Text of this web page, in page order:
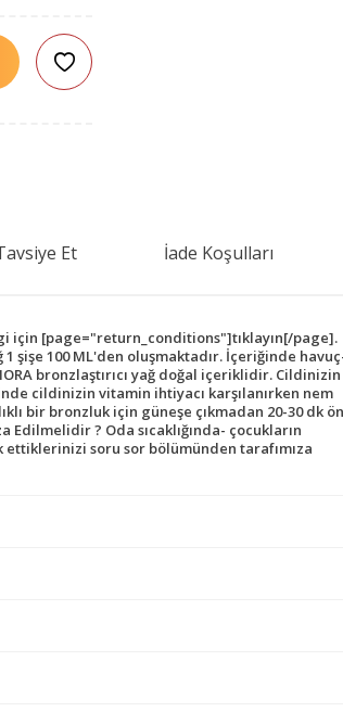
Et İade Koşulları
için [page="return_conditions"]tıklayın[/page].
şişe 100 ML'den oluşmaktadır. İçeriğinde
bronzlaştırıcı yağ doğal içeriklidir. Cildinizin
cildinizin vitamin ihtiyacı karşılanırken nem
bir bronzluk için güneşe çıkmadan 20-30 dk
Edilmelidir ? Oda sıcaklığında- çocukların
ettiklerinizi soru sor bölümünden tarafımıza